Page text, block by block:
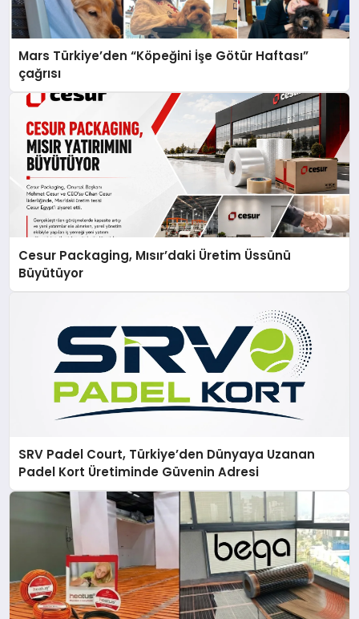
Mars Türkiye’den “Köpeğini İşe Götür Haftası”
çağrısı
Cesur Packaging, Mısır’daki Üretim Üssünü
Büyütüyor
SRV Padel Court, Türkiye’den Dünyaya Uzanan
Padel Kort Üretiminde Güvenin Adresi